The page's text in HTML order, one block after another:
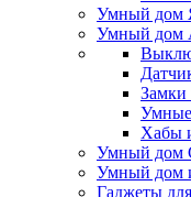
Умный дом
Умный дом
Замки
Хабы
Умный дом
Умный дом
Гаджеты